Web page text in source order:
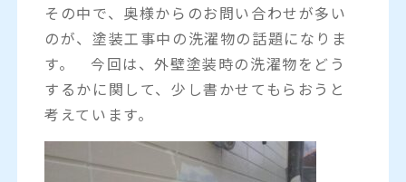
その中で、奥様からのお問い合わせが多い
のが、塗装工事中の洗濯物の話題になりま
す。 今回は、外壁塗装時の洗濯物をどう
するかに関して、少し書かせてもらおうと
考えています。